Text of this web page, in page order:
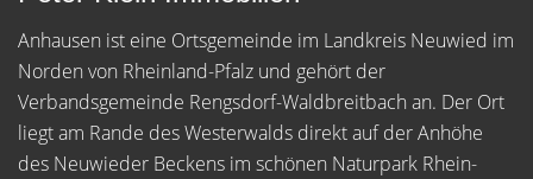
Anhausen ist eine Ortsgemeinde im Landkreis Neuwied im
Norden von Rheinland-Pfalz und gehört der
Verbandsgemeinde Rengsdorf-Waldbreitbach an. Der Ort
liegt am Rande des Westerwalds direkt auf der Anhöhe
des Neuwieder Beckens im schönen Naturpark Rhein-